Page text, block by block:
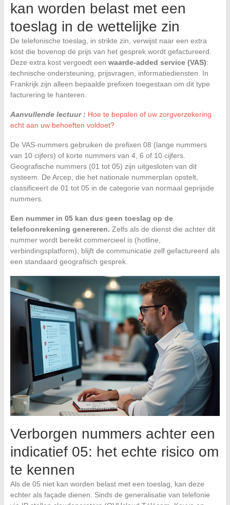
kan worden belast met een
toeslag in de wettelijke zin
De telefonische toeslag, in strikte zin, verwijst naar een extra
kost die bovenop de prijs van het gesprek wordt gefactureerd.
Deze extra kost vergoedt een waarde-added service (VAS):
technische ondersteuning, prijsvragen, informatiediensten. In
Frankrijk zijn alleen bepaalde prefixen toegestaan om dit type
facturering te hanteren.
Aanvullende lectuur : Hoe te bepalen of uw zorgverzekering
echt aan uw behoeften voldoet?
De VAS-nummers gebruiken de prefixen 08 (lange nummers
van 10 cijfers) of korte nummers van 4, 6 of 10 cijfers.
Geografische nummers (01 tot 05) zijn uitgesloten van dit
systeem. De Arcep, die het nationale nummerplan opstelt,
classificeert de 01 tot 05 in de categorie van normaal geprijsde
nummers.
Een nummer in 05 kan dus geen toeslag op de
telefoonrekening genereren. Zelfs als de dienst die achter dit
nummer wordt bereikt commercieel is (hotline,
verbindingsplatform), blijft de communicatie zelf gefactureerd als
een standaard geografisch gesprek.
Verborgen nummers achter een
indicatief 05: het echte risico om
te kennen
Als de 05 niet kan worden belast met een toeslag, kan deze
echter als façade dienen. Sinds de generalisatie van telefonie